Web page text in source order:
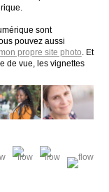
sont
pouvez aussi
mon propre site photo . Et
de vue, les vignettes